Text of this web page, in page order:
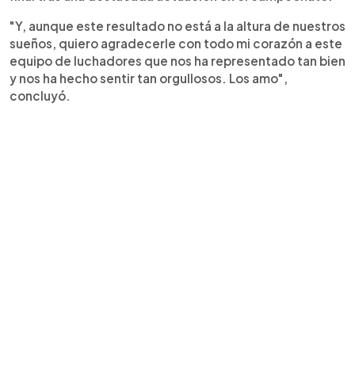
"Y, aunque este resultado no está a la altura de nuestros
sueños, quiero agradecerle con todo mi corazón a este
equipo de luchadores que nos ha representado tan bien
y nos ha hecho sentir tan orgullosos. Los amo",
concluyó.